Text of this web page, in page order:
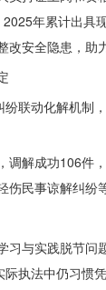
2025年累计出具
改安全隐患，助
联动化解机制
解成功106件
伤民事谅解纠
与实践脱节
际执法中仍习